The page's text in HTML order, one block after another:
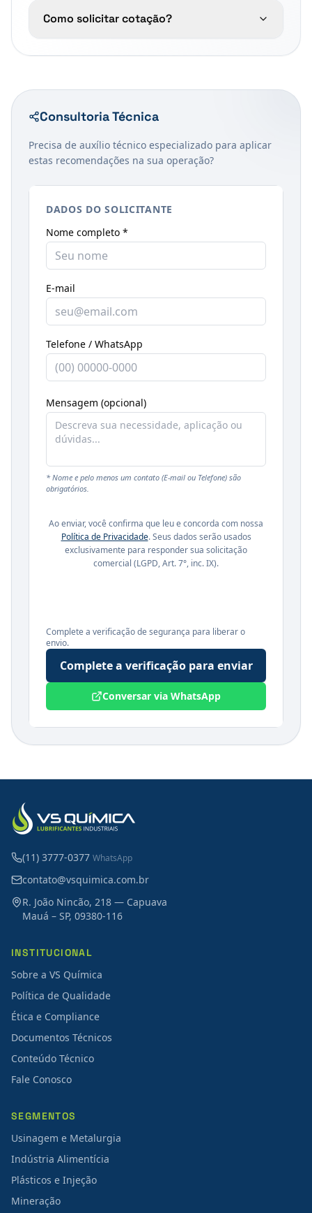
Como solicitar cotação?
Consultoria Técnica
Precisa de auxílio técnico especializado para aplicar
estas recomendações na sua operação?
DADOS DO SOLICITANTE
Nome completo *
E-mail
Telefone / WhatsApp
Mensagem (opcional)
* Nome e pelo menos um contato (E-mail ou Telefone) são
obrigatórios.
Ao enviar, você confirma que leu e concorda com nossa
Política de Privacidade. Seus dados serão usados
exclusivamente para responder sua solicitação
comercial (LGPD, Art. 7°, inc. IX).
Complete a verificação de segurança para liberar o
envio.
Complete a verificação para enviar
Conversar via WhatsApp
(11) 3777-0377 WhatsApp
contato@vsquimica.com.br
R. João Nincão, 218 — Capuava
Mauá – SP, 09380-116
INSTITUCIONAL
Sobre a VS Química
Política de Qualidade
Ética e Compliance
Documentos Técnicos
Conteúdo Técnico
Fale Conosco
SEGMENTOS
Usinagem e Metalurgia
Indústria Alimentícia
Plásticos e Injeção
Mineração